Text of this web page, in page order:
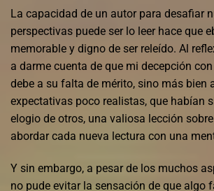
La capacidad de un autor para desafiar
perspectivas puede ser lo leer hace que
memorable y digno de ser releído. Al
a darme cuenta de que mi decepción
debe a su falta de mérito, sino más bien
expectativas poco realistas, que habían
elogio de otros, una valiosa lección
abordar cada nueva lectura con una
Y sin embargo, a pesar de los muchos
no pude evitar la sensación de que algo